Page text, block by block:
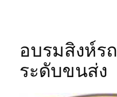
อบรมสิงห์ร
ระดับขนส่ง